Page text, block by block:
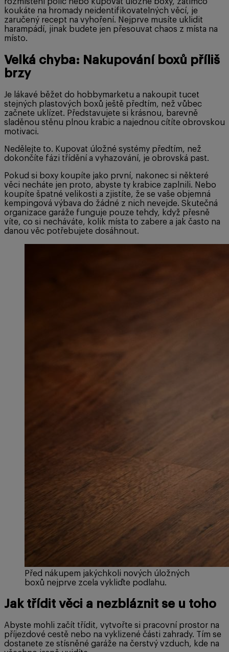
koukáte na hromady neidentifikovatelných věcí, je
zaručený recept na vyhoření. Nejprve musíte uklidit
harampádí, jinak budete jen přesouvat chaos z místa na
místo.
Velká chyba: Nakupování boxů příliš
brzy
Je lákavé běžet do hobbymarketu a nakoupit tucet
stejných plastových boxů ještě předtím, než vůbec
začnete uklízet. Představujete si krásnou, barevně
sladěnou stěnu plnou krabic a najednou cítíte obrovskou
motivaci.
Nedělejte to. Kupovat úložné systémy předtím, než
dokončíte fázi třídění a vyhazování, je obrovská past.
Pokud si boxy koupíte jako první, nakonec si některé
věci necháte jen proto, abyste ty krabice zaplnili. Nebo
koupíte špatné velikosti a zjistíte, že se vaše objemná
kempingová výbava do žádné z nich nevejde. Skutečná
organizace garáže funguje pouze tehdy, když přesně
víte, co si necháváte, kolik místa to zabere a jak často na
danou věc potřebujete dosáhnout.
Před nákupem jakýchkoli nových úložných
boxů nejprve zcela vykliďte podlahu.
Jak třídit věci a nezbláznit se u toho
Abyste mohli začít třídit, vytvořte si pracovní prostor na
příjezdové cestě nebo na vyklizené části zahrady. Tím se
dostanete ze stísněné garáže na čerstvý vzduch, kde na